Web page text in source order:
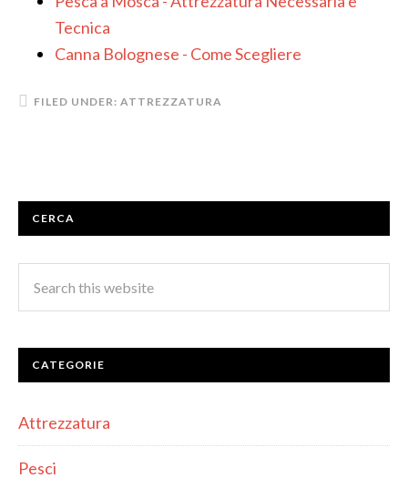
Tecnica
Canna Bolognese - Come Scegliere
FILED UNDER: ATTREZZATURA
CERCA
CATEGORIE
Attrezzatura
Pesci